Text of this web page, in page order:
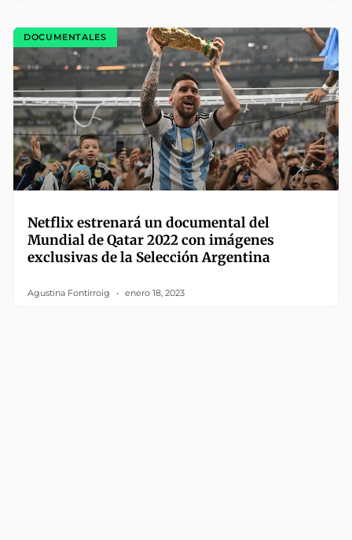
DOCUMENTALES
Netflix estrenará un documental del
Mundial de Qatar 2022 con imágenes
exclusivas de la Selección Argentina
Agustina Fontirroig enero 18, 2023